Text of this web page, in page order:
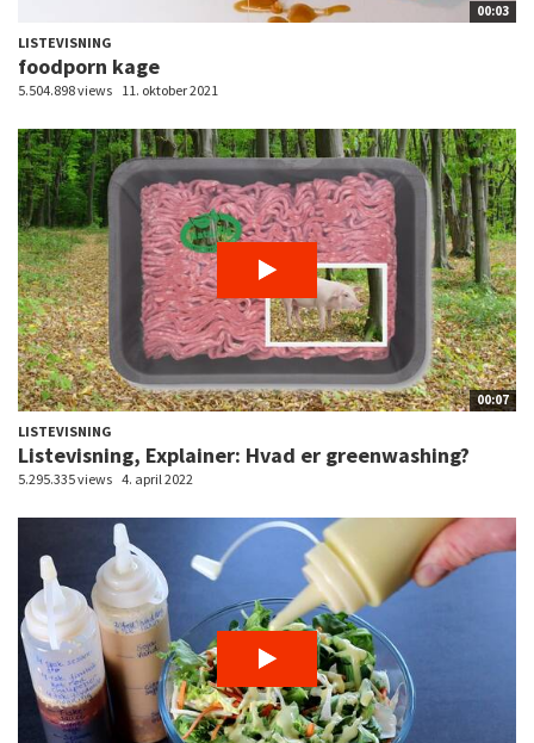
00:03
LISTEVISNING
foodporn kage
5.504.898 views 11. oktober 2021
00:07
LISTEVISNING
Listevisning, Explainer: Hvad er greenwashing?
5.295.335 views 4. april 2022